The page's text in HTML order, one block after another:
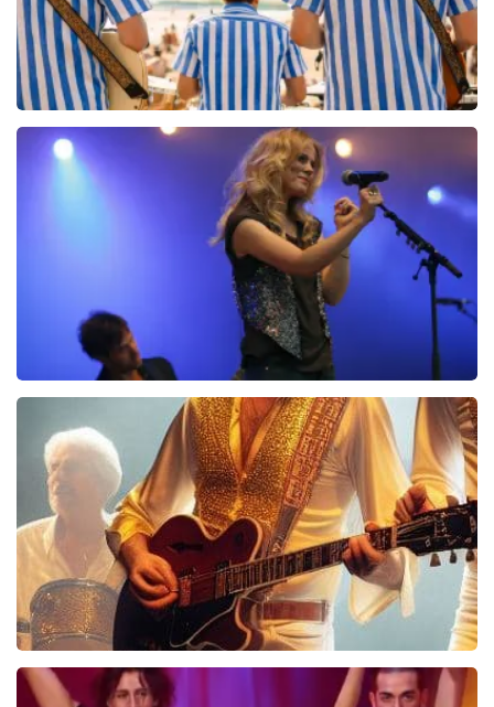
Beach Boys Best
reviews
Ilse DeLange
274+ reviews
BEKIJKEN
Bee Gees Forever